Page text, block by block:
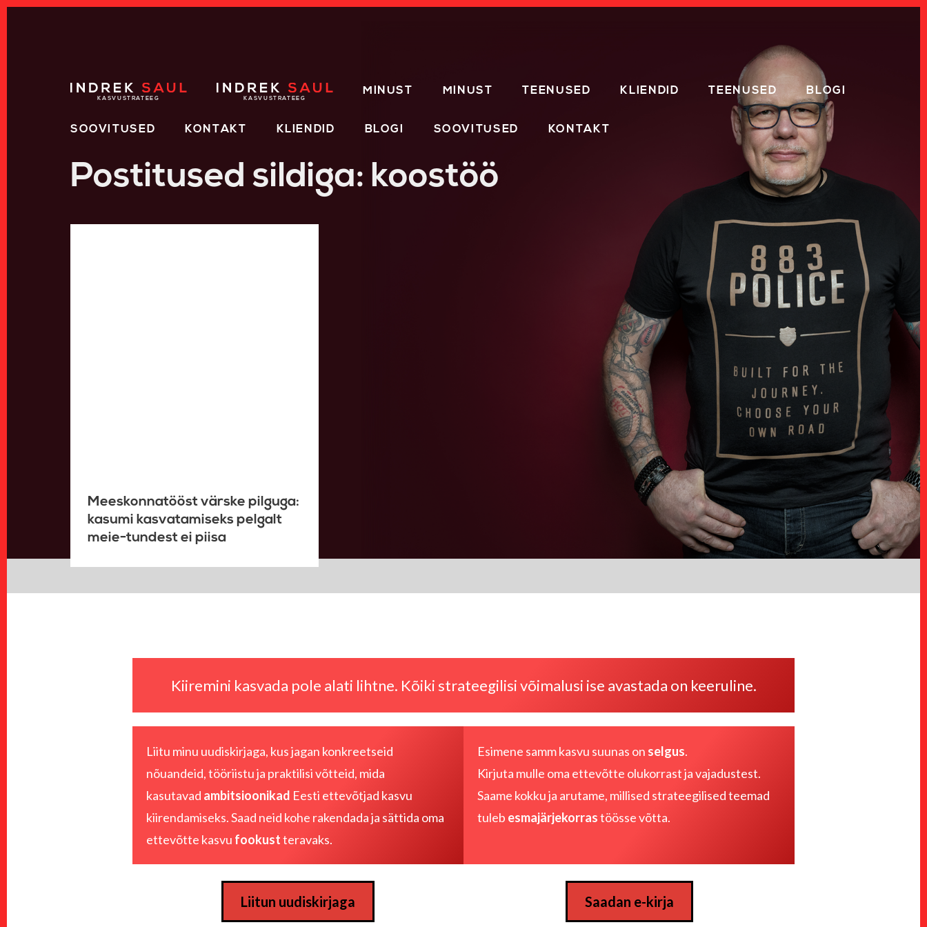
HOME HOME MINUST MINUST TEENUSED KLIENDID TEENUSED BLOGI
SOOVITUSED KONTAKT KLIENDID BLOGI SOOVITUSED KONTAKT
Postitused sildiga: koostöö
Meeskonnatööst värske pilguga:
kasumi kasvatamiseks pelgalt
meie-tundest ei piisa
Kiiremini kasvada pole alati lihtne. Kõiki strateegilisi võimalusi ise avastada on keeruline.
Liitu minu uudiskirjaga, kus jagan konkreetseid
nõuandeid, tööriistu ja praktilisi võtteid, mida
kasutavad ambitsioonikad Eesti ettevõtjad kasvu
kiirendamiseks. Saad neid kohe rakendada ja sättida oma
ettevõtte kasvu fookustteravaks.
Esimene samm kasvu suunas on selgus.
Kirjuta mulle oma ettevõtte olukorrast ja vajadustest.
Saame kokku ja arutame, millised strateegilised teemad
tuleb esmajärjekorrastöösse võtta.
Liitun uudiskirjaga Saadan e-kirja